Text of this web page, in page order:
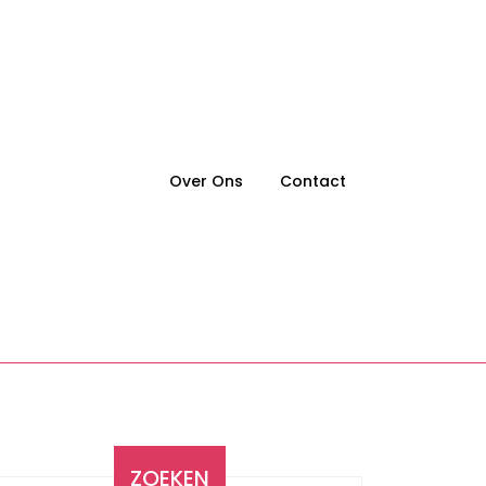
Over Ons Contact
ZOEKEN